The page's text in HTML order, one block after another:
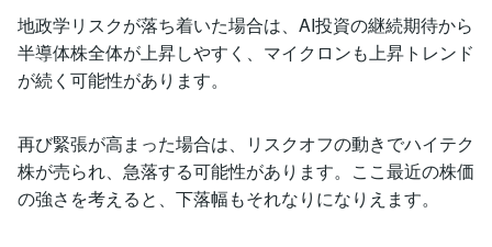
地政学リスクが落ち着いた場合は、AI投資の継続期待から
半導体株全体が上昇しやすく、マイクロンも上昇トレンド
が続く可能性があります。
再び緊張が高まった場合は、リスクオフの動きでハイテク
株が売られ、急落する可能性があります。ここ最近の株価
の強さを考えると、下落幅もそれなりになりえます。